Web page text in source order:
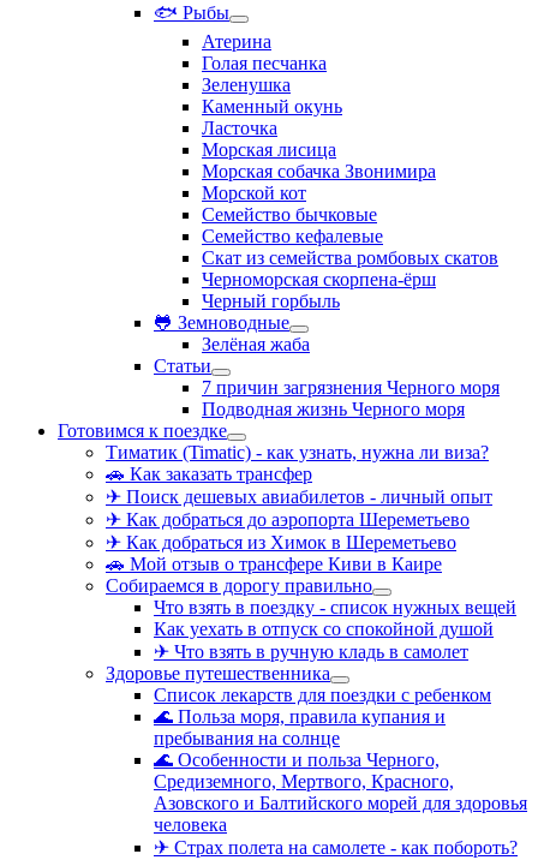
🐟 Рыбы
Атерина
Голая песчанка
Зеленушка
Каменный окунь
Ласточка
Морская лисица
Морская собачка Звонимира
Морской кот
Семейство бычковые
Семейство кефалевые
Скат из семейства ромбовых скатов
Черноморская скорпена-ёрш
Черный горбыль
🐸 Земноводные
Зелёная жаба
Статьи
7 причин загрязнения Черного моря
Подводная жизнь Черного моря
Готовимся к поездке
Тиматик (Timatic) - как узнать, нужна ли виза?
🚗 Как заказать трансфер
✈ Поиск дешевых авиабилетов - личный опыт
✈ Как добраться до аэропорта Шереметьево
✈ Как добраться из Химок в Шереметьево
🚗 Мой отзыв о трансфере Киви в Каире
Собираемся в дорогу правильно
Что взять в поездку - список нужных вещей
Как уехать в отпуск со спокойной душой
✈ Что взять в ручную кладь в самолет
Здоровье путешественника
Список лекарств для поездки с ребенком
🌊 Польза моря, правила купания и
пребывания на солнце
🌊 Особенности и польза Черного,
Средиземного, Мертвого, Красного,
Азовского и Балтийского морей для здоровья
человека
✈ Страх полета на самолете - как побороть?